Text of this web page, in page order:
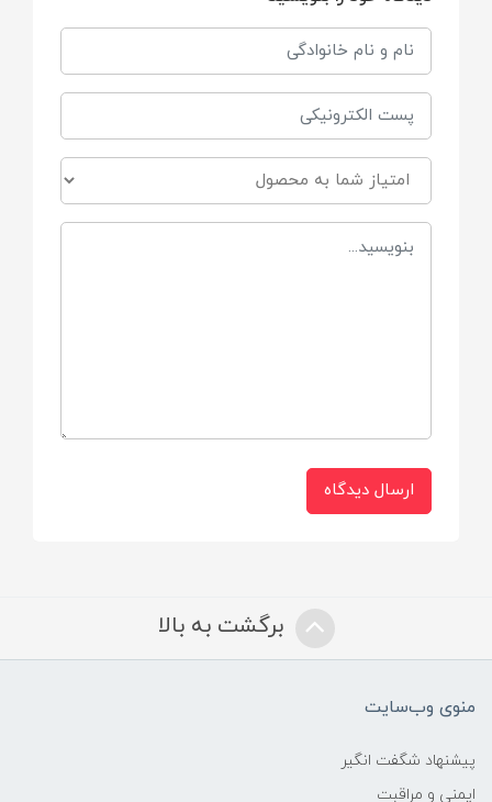
باشد که برای عملیات های نجات استفاده می
شوند.
جنس بدنه
فلز و پلاستیک بسیار مقاوم
قابلیت
کمک به اموزش و خلاقیت
29.5×19.5×4 سانتی متر
و سر هم کردن محصول، افزایش ای کیو و
قدرت تمرکز
ارسال دیدگاه
برگشت به بالا
منوی وب‌سایت
پیشنهاد شگفت انگیر
ایمنی و مراقبت